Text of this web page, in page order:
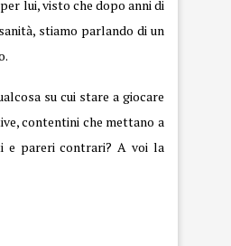
lui, visto che dopo anni di
stiamo parlando di un
su cui stare a giocare
contentini che mettano a
e pareri contrari? A voi la